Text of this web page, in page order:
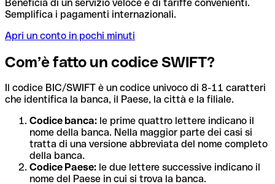
Beneficia di un servizio veloce e di tariffe convenienti.
Semplifica i pagamenti internazionali.
Apri un conto in pochi minuti
Com’è fatto un codice SWIFT?
Il codice BIC/SWIFT è un codice univoco di 8-11 caratteri
che identifica la banca, il Paese, la città e la filiale.
Codice banca: le prime quattro lettere indicano il
nome della banca. Nella maggior parte dei casi si
tratta di una versione abbreviata del nome completo
della banca.
Codice Paese: le due lettere successive indicano il
nome del Paese in cui si trova la banca.